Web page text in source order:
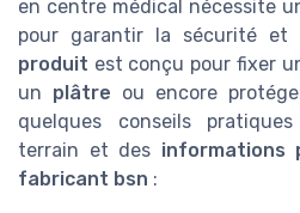
en centre médical nécessite
pour garantir la sécurité et
produit est conçu pour fixer
un plâtre ou encore
quelques conseils
terrain et des informations
fabricant bsn :